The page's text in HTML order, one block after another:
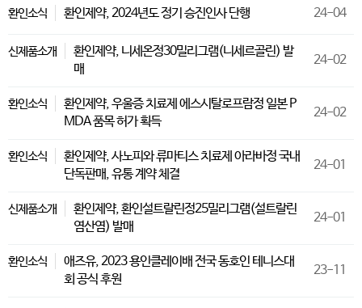
환인소식 환인제약, 2024년도 정기 승진인사 단행 24-04
신제품소개
환인제약, 니세온정30밀리그램(니세르골린) 발
매
24-02
환인소식
환인제약, 우울증 치료제 에스시탈로프람정 일본 P
MDA 품목 허가 획득
24-02
환인소식
환인제약, 사노피와 류마티스 치료제 아라바정 국내
단독판매, 유통 계약 체결
24-01
신제품소개
환인제약, 환인설트랄린정25밀리그램(설트랄린
염산염) 발매
24-01
환인소식
애즈유, 2023 용인클레이배 전국 동호인 테니스대
회 공식 후원
23-11